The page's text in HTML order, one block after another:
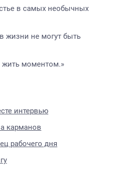
в самых необычных
жизни не могут быть
жить моментом.»
интервью
карманов
рабочего дня